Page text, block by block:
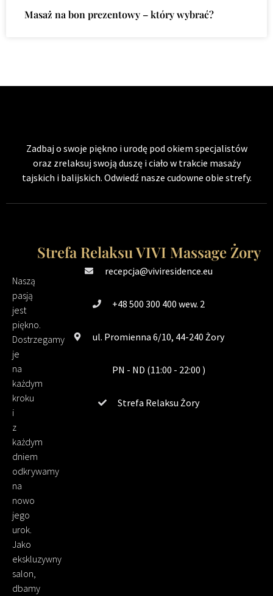
Masaż na bon prezentowy – który wybrać?
Zadbaj o swoje piękno i urodę pod okiem specjalistów
oraz zrelaksuj swoją duszę i ciało w trakcie masaży
tajskich i balijskich. Odwiedź nasze cudowne obie strefy.
Naszą
pasją
jest
piękno.
Dostrzegamy
je
na
każdym
kroku
i
z
każdym
dniem
odkrywamy
na
nowo
jego
urok.
Jako
ekskluzywny
salon,
dbamy
Strefa Relaksu VIVI Massage Żory
recepcja@viviresidence.eu
+48 500 300 400 wew. 2
ul. Promienna 6/10, 44-240 Żory
PN - ND (11:00 - 22:00 )
Strefa Relaksu Żory